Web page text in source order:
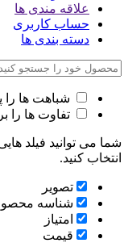
علاقه مندی ها
حساب کاربری
دسته بندی ها
شباهت ها را
تفاوت ها را
شما می توانید فیلد
انتخاب کنید.
تصویر
شناسه
امتیاز
قیمت